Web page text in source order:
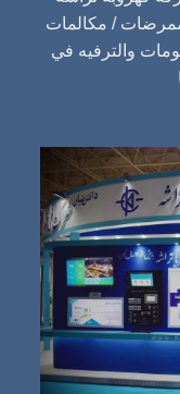
/ مكالمات
والترفيه في